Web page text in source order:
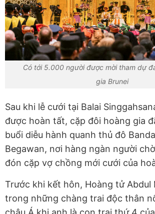
Có tới 5.000 người được mời tham dự
gia Brunei
Sau khi lễ cưới tại Balai
được hoàn tất, cặp đôi hoàng gia
buổi diễu hành quanh thủ đô
Begawan, nơi hàng ngàn người
đón cặp vợ chồng mới cưới của
Trước khi kết hôn, Hoàng tử Abdul
trong những chàng trai độc thân